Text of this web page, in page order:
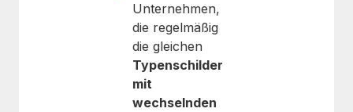
Unternehmen,
die regelmäßig
die gleichen
Typenschilder
mit
wechselnden